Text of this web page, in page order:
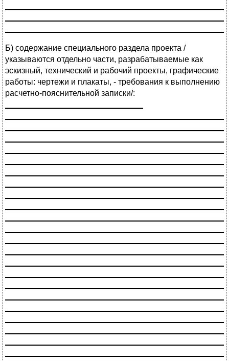
Б) содержание специального раздела проекта /
указываются отдельно части, разрабатываемые как
эскизный, технический и рабочий проекты, графические
работы: чертежи и плакаты, - требования к выполнению
расчетно-пояснительной записки/: